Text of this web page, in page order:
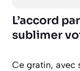
L’accord
sublimer
Ce gratin, avec